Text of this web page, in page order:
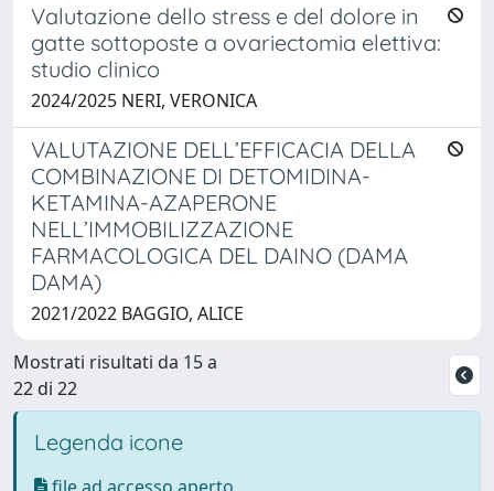
Valutazione dello stress e del dolore in
gatte sottoposte a ovariectomia elettiva:
studio clinico
2024/2025 NERI, VERONICA
VALUTAZIONE DELL’EFFICACIA DELLA
COMBINAZIONE DI DETOMIDINA-
KETAMINA-AZAPERONE
NELL’IMMOBILIZZAZIONE
FARMACOLOGICA DEL DAINO (DAMA
DAMA)
2021/2022 BAGGIO, ALICE
Mostrati risultati da 15 a
22 di 22
Legenda icone
file ad accesso aperto